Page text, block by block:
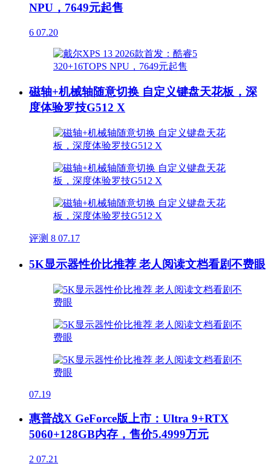
NPU，7649元起售
6 07.20
磁轴+机械轴随意切换 自定义键盘天花板，深
度体验罗技G512 X
评测 8 07.17
5K显示器性价比推荐 老人阅读文档看剧不费眼
07.19
惠普战X GeForce版上市：Ultra 9+RTX
5060+128GB内存，售价5.4999万元
2 07.21